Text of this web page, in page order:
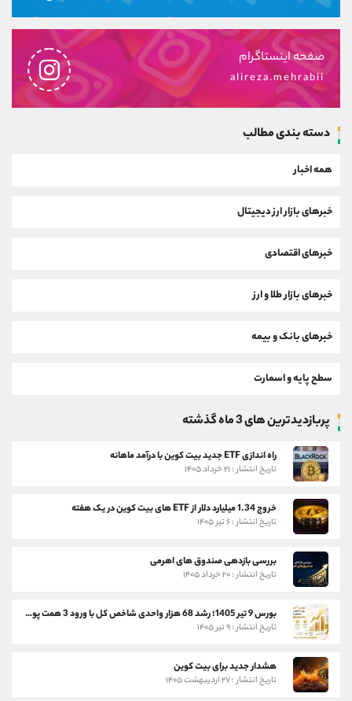
صفحه اینستاگرام
alireza.mehrabii
دسته بندی مطالب
همه اخبار
خبرهای بازار ارز دیجیتال
خبرهای اقتصادی
خبرهای بازار طلا و ارز
خبرهای بانک و بیمه
سطح پایه و اسمارت
پربازدیدترین های 3 ماه گذشته
راه اندازی ETF جدید بیت کوین با درآمد ماهانه
تاریخ انتشار : ۲۱ خرداد ۱۴۰۵
خروج 1.34 میلیارد دلار از ETF های بیت کوین در یک هفته
تاریخ انتشار : ۶ تیر ۱۴۰۵
بررسی بازدهی صندوق های اهرمی
تاریخ انتشار : ۲۰ خرداد ۱۴۰۵
بورس 9 تیر 1405؛ رشد 68 هزار واحدی شاخص کل با ورود 3 همت پول حقیقی
تاریخ انتشار : ۹ تیر ۱۴۰۵
هشدار جدید برای بیت کوین
تاریخ انتشار : ۲۷ اردیبهشت ۱۴۰۵